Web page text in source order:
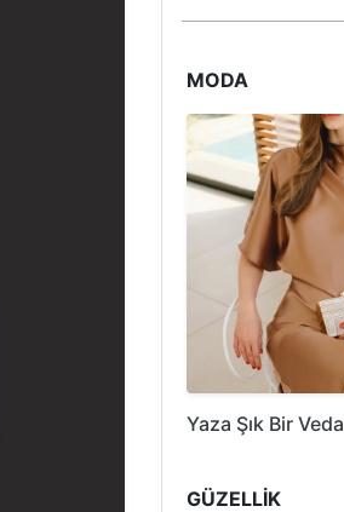
MODA
Yaza Şık Bir Veda
GÜZELLİK